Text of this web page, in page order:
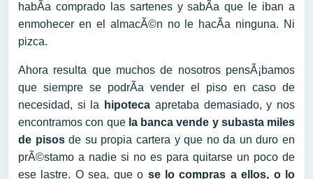
habÃ­a comprado las sartenes y sabÃ­a que le iban a
enmohecer en el almacÃ©n no le hacÃ­a ninguna. Ni
pizca.
Ahora resulta que muchos de nosotros pensÃ¡bamos
que siempre se podrÃ­a vender el piso en caso de
necesidad, si la
hipoteca apretaba demasiado, y nos
encontramos con que la banca vende y subasta miles
de pisosde su propia cartera y que no da un duro en
prÃ©stamo a nadie si no es para quitarse un poco de
ese lastre. O sea, que o se lo compras a ellos, o lo